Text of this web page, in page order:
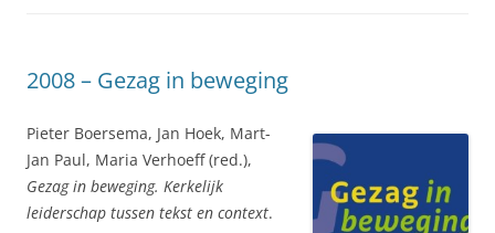
2008 – Gezag in beweging
Pieter Boersema, Jan Hoek, Mart-
Jan Paul, Maria Verhoeff (red.),
Gezag in beweging. Kerkelijk
leiderschap tussen tekst en context.